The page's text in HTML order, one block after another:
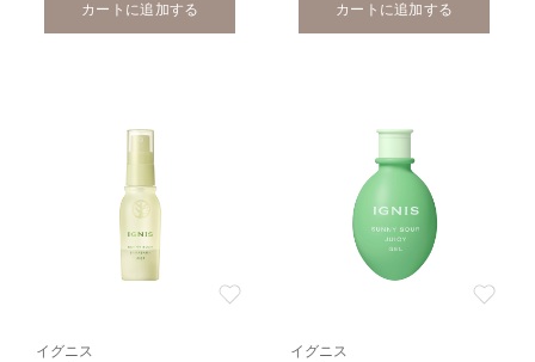
カートに追加する カートに追加する
イグニス イグニス